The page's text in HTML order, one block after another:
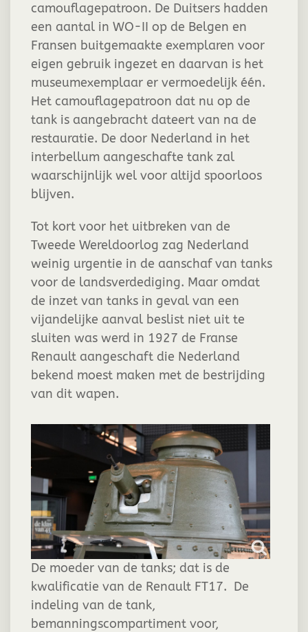
camouflagepatroon. De Duitsers hadden
een aantal in WO-II op de Belgen en
Fransen buitgemaakte exemplaren voor
eigen gebruik ingezet en daarvan is het
museumexemplaar er vermoedelijk één.
Het camouflagepatroon dat nu op de
tank is aangebracht dateert van na de
restauratie. De door Nederland in het
interbellum aangeschafte tank zal
waarschijnlijk wel voor altijd spoorloos
blijven.
Tot kort voor het uitbreken van de
Tweede Wereldoorlog zag Nederland
weinig urgentie in de aanschaf van tanks
voor de landsverdediging. Maar omdat
de inzet van tanks in geval van een
vijandelijke aanval beslist niet uit te
sluiten was werd in 1927 de Franse
Renault aangeschaft die Nederland
bekend moest maken met de bestrijding
van dit wapen.
De moeder van de tanks; dat is de
kwalificatie van de Renault FT17. De
indeling van de tank,
bemanningscompartiment voor,